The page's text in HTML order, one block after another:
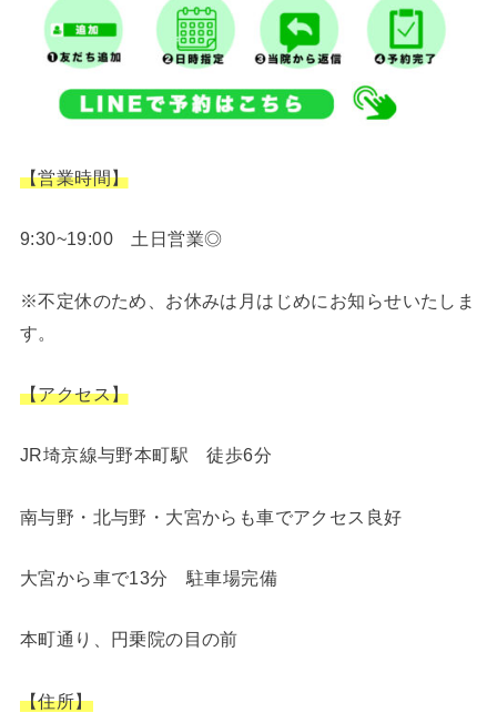
【営業時間】
9:30~19:00 土日営業◎
※不定休のため、お休みは月はじめにお知らせいたしま
す。
【アクセス】
JR埼京線与野本町駅 徒歩6分
南与野・北与野・大宮からも車でアクセス良好
大宮から車で13分 駐車場完備
本町通り、円乗院の目の前
【住所】